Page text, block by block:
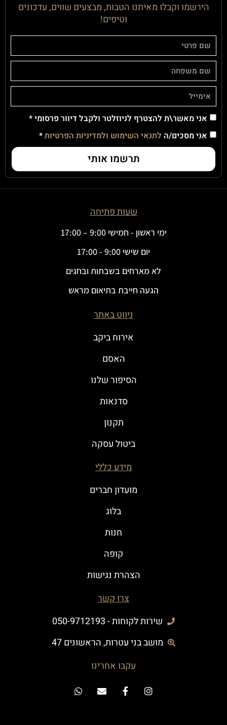
הירשמו וקבלו מאיתנו הטבות, מבצעים שווים, עדכונים
וטיפים!
אני מאשר\ת להצטרף לניוזלטר ולקבל דיוור פרסומי *
אני מסכים/ה לתנאי השימוש ולמדיניות הפרטיות*
תרשמו אותי
שעות פתיחה
ימי ראשון - חמישי 9:00 – 17:00
יום שישי 9:00 - 17:00
לא מארחים בשבתות ובחגים
הגעה חייבת בתיאום מראש
ניווט באתר
אירוח ביקב
האסם
הסיפור שלנו
סדנאות
תקנון
ביטול עסקה
מידע כללי
מועדון חברים
בלוג
חנות
קופה
הצהרת נגישות
צרו קשר
שירות לקוחות - 050-9712193
מושב בני עטרות, הראשונים 47
עקבו אחרינו